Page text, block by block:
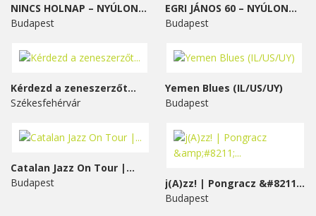
NINCS HOLNAP – NYÚLON...
Budapest
EGRI JÁNOS 60 – NYÚLON...
Budapest
Kérdezd a zeneszerzőt...
Székesfehérvár
Yemen Blues (IL/US/UY)
Budapest
Catalan Jazz On Tour |...
Budapest
j(A)zz! | Pongracz &#8211;...
Budapest